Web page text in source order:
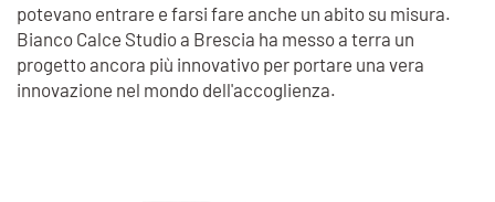
potevano entrare e farsi fare anche un abito su misura.
Bianco Calce Studio a Brescia ha messo a terra un
progetto ancora più innovativo per portare una vera
innovazione nel mondo dell'accoglienza.